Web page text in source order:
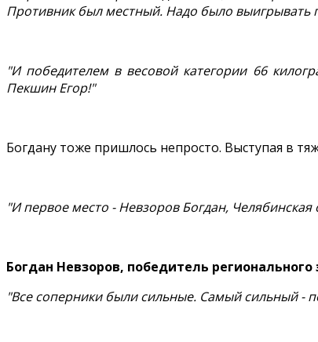
Противник был местный. Надо было выигрывать
"И победителем в весовой категории 66
Пекшин Егор!"
Богдану тоже пришлось непросто. Выступая в
"И первое место - Невзоров Богдан, Челябинская
Богдан Невзоров, победитель
"Все соперники были сильные. Самый сильный -